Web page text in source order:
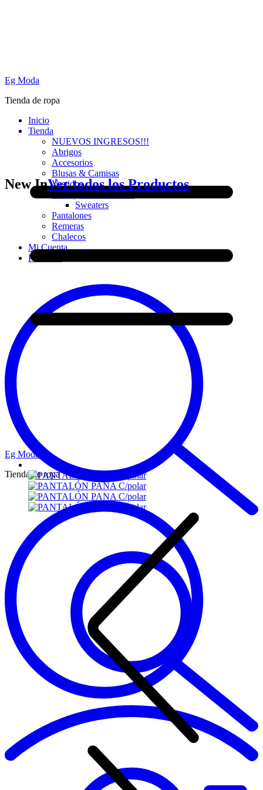
Eg Moda
Tienda de ropa
Inicio
Tienda
NUEVOS INGRESOS!!!
Abrigos
Accesorios
Blusas & Camisas
Vestidos
Cardigans & Sweaters
Sweaters
Pantalones
Remeras
Chalecos
Mi Cuenta
PROMO
Eg Moda
Tienda de ropa
New InVer todos los Productos